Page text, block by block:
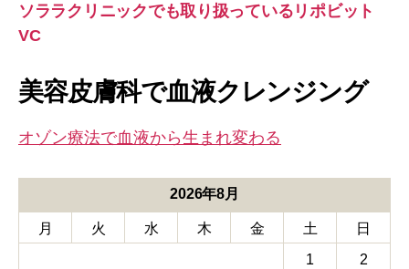
ソララクリニックでも取り扱っているリポビット
VC
美容皮膚科で血液クレンジング
オゾン療法で血液から生まれ変わる
2026年8月
月 火 水 木 金 土
日
1
2